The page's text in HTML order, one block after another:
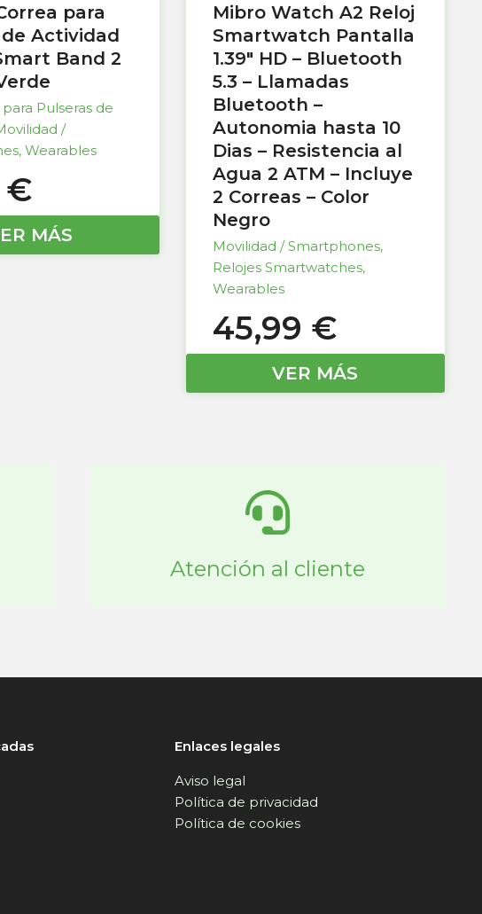
para
Actividad
Band 2
Pulseras de
/
, Wearables
€
MÁS
Mibro Watch A2 Reloj
Smartwatch Pantalla
1.39″ HD – Bluetooth
5.3 – Llamadas
Bluetooth –
Autonomia hasta 10
Dias – Resistencia al
Agua 2 ATM – Incluye
2 Correas – Color
Negro
Movilidad / Smartphones,
Relojes Smartwatches,
Wearables
45,99 €
VER MÁS
Atención al cliente
Enlaces legales
Aviso legal
Política de privacidad
Política de cookies